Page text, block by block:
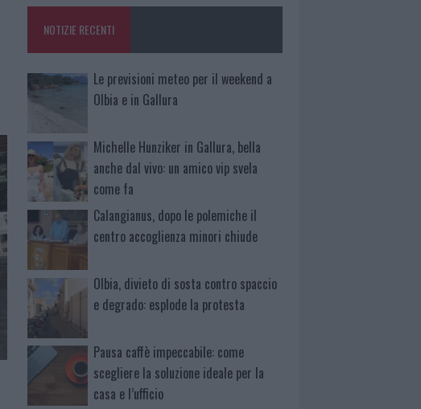
NOTIZIE RECENTI
Le previsioni meteo per il weekend a
Olbia e in Gallura
Michelle Hunziker in Gallura, bella
anche dal vivo: un amico vip svela
come fa
Calangianus, dopo le polemiche il
centro accoglienza minori chiude
Olbia, divieto di sosta contro spaccio
e degrado: esplode la protesta
Pausa caffè impeccabile: come
scegliere la soluzione ideale per la
casa e l’ufficio